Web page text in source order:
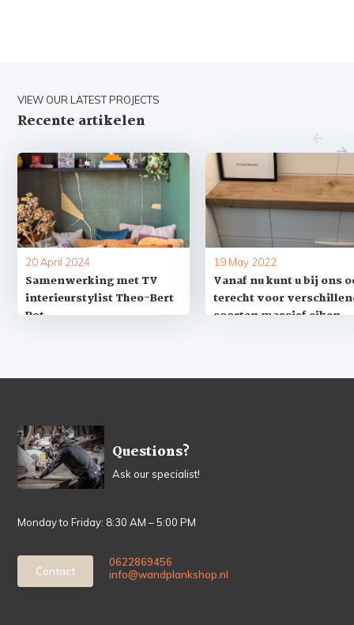
VIEW OUR LATEST PROJECTS
Recente artikelen
20 April 2024
Samenwerking met TV
interieurstylist Theo-Bert
Pot
19 May 2022
Vanaf nu kunt u bij ons
terecht voor
soorten massief eiken
Questions?
Ask our specialist!
Monday to Friday: 8:30 AM – 5:00 PM
Contact
0622869456
info@wandplankshop.nl